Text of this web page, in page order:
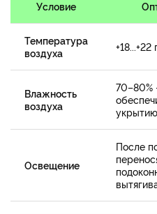
Условие
Температура
воздуха
+18...+22
Влажность
воздуха
70–80%
Освещение
После